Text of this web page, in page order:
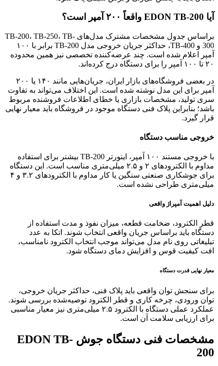
آیا EDON TB-200 واقعاً ۲۰۰ آمپر است؟
براساس جدول مشخصات مشترک مدل‌های TB-200، TB-250، TB-
300 و TB-400، حداکثر جریان خروجی مدل TB-200 برابر با ۱۰۰
آمپر اعلام شده است. چند عرضه‌کننده تخصصی نیز همین محدوده
۲۰ تا ۱۰۰ آمپر را برای دستگاه درج کرده‌اند.
در بعضی فروشگاه‌های بازار ایران، جریان‌هایی مانند ۱۴۰ یا ۲۰۰
آمپر برای این مدل نوشته شده است. این اختلاف می‌تواند به تفاوت
سری تولید، مشخصات بازاری یا خطای اطلاعات فروشنده مربوط
باشد؛ بنابراین پلاک فنی دستگاه موجود در فروشگاه باید معیار نهایی
قرار گیرد.
خروجی مناسب دستگاه
با خروجی مستند ۱۰۰ آمپر، اینورتر TB-200 بیشتر برای استفاده
مداوم با الکترودهای ۲ و ۲.۵ میلی‌متری مناسب است. این دستگاه
برای جوشکاری صنعتی سنگین یا کار مداوم با الکترودهای ۳.۲ و ۴
میلی‌متری طراحی نشده است.
دلیل اهمیت آمپراژ واقعی
قطر الکترود، ضخامت قطعه، میزان نفوذ و مدت استفاده از
دستگاه باید براساس جریان واقعی انتخاب شوند. اتکا به عدد
تبلیغاتی روی نام مدل می‌تواند موجب انتخاب الکترود نامناسب،
افت کیفیت قوس و افزایش دمای دستگاه شود.
معیار نهایی قدرت دستگاه
برای سنجش توان واقعی باید پلاک فنی، حداکثر جریان خروجی،
توان ورودی، چرخه کاری و قطر الکترود توصیه‌شده بررسی شوند.
عملکرد عملی دستگاه با الکترود ۲.۵ میلی‌متری نیز معیار مناسبی
برای ارزیابی سلامت آن است.
مشخصات فنی دستگاه جوش EDON TB-
200